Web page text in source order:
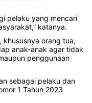
pelaku yang mencari
katanya.
khususnya orang tua,
anak-anak agar tidak
penggunaan
sebagai pelaku dan
1 Tahun 2023